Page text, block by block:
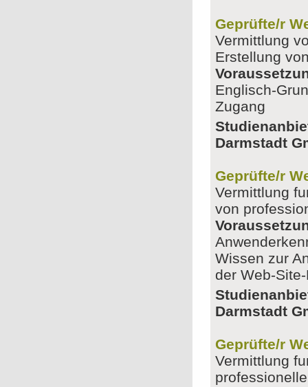
Geprüfte/r
Vermittlung
Erstellung
Englisch-
Zugang
Darmstadt
Geprüfte/r
Vermittlung
von
Wissen zur
der Web-
Darmstadt
Geprüfte/r
Vermittlung